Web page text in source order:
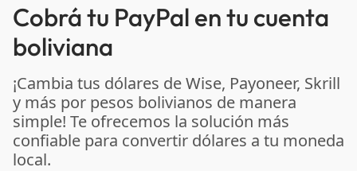
Cobrá tu PayPal en tu cuenta
boliviana
¡Cambia tus dólares de Wise, Payoneer, Skrill
y más por pesos bolivianos de manera
simple! Te ofrecemos la solución más
confiable para convertir dólares a tu moneda
local.